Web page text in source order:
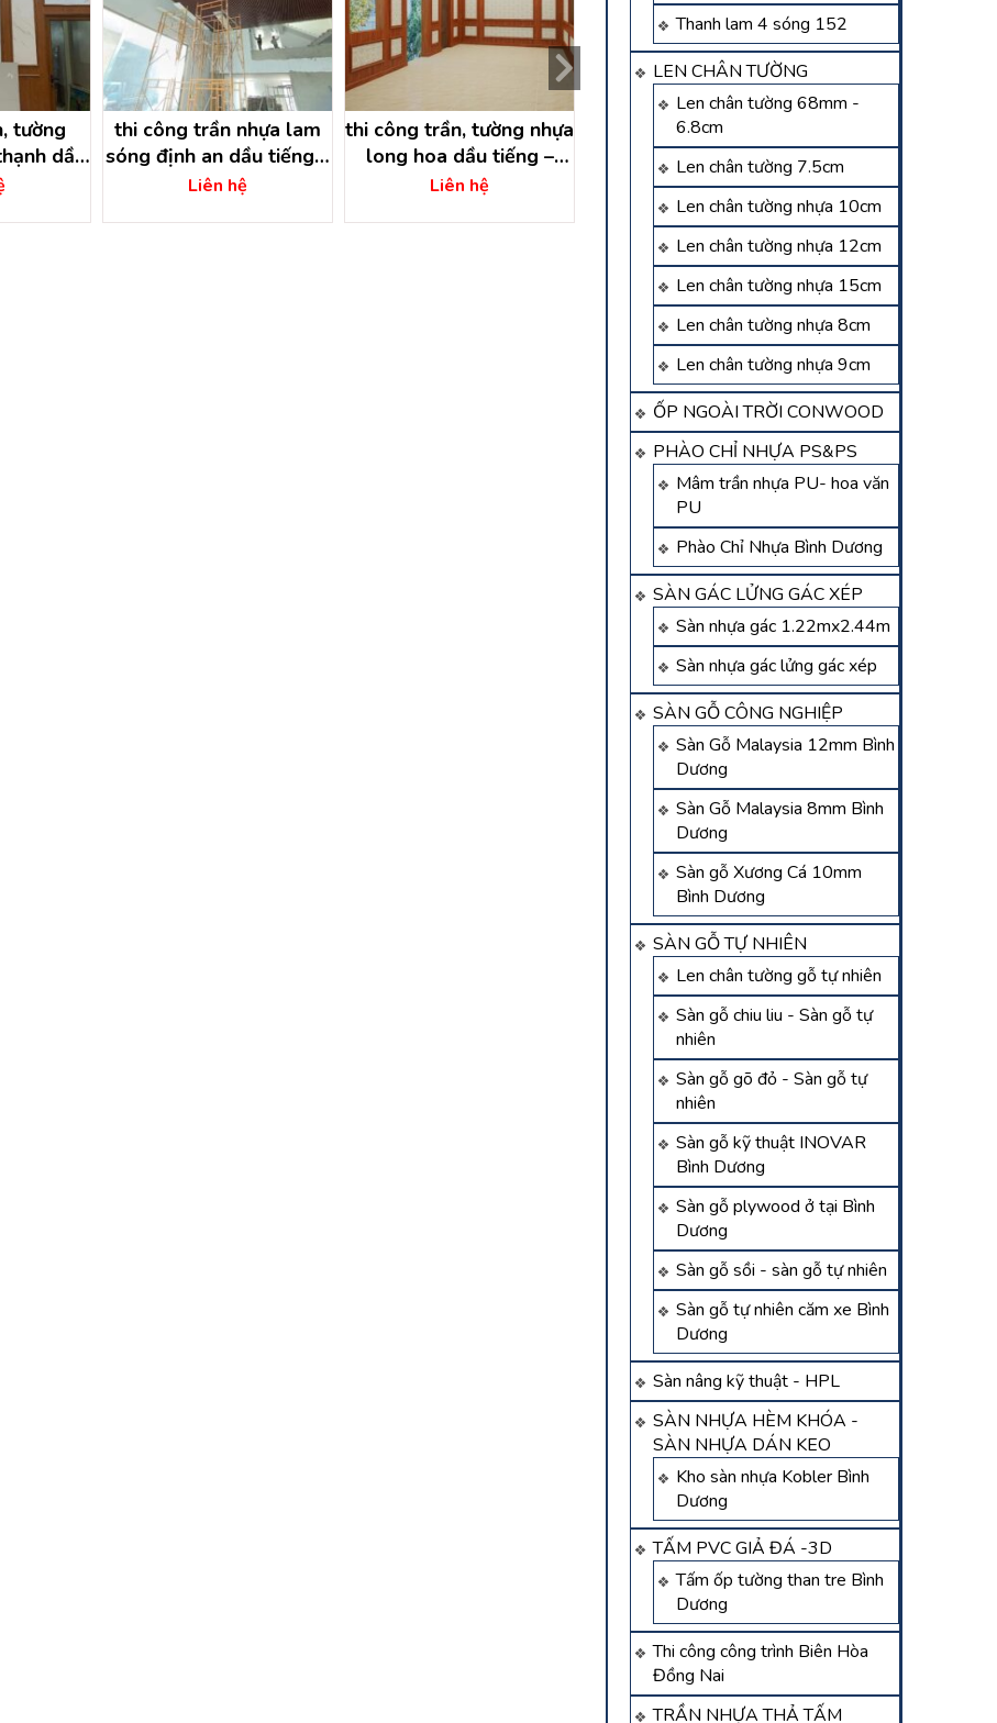
Thanh lam 4 sóng 152
LEN CHÂN TƯỜNG
Len chân tường 68mm -
6.8cm
Len chân tường 7.5cm
Len chân tường nhựa 10cm
Len chân tường nhựa 12cm
Len chân tường nhựa 15cm
Len chân tường nhựa 8cm
Len chân tường nhựa 9cm
ỐP NGOÀI TRỜI CONWOOD
PHÀO CHỈ NHỰA PS&PS
Mâm trần nhựa PU- hoa văn
PU
Phào Chỉ Nhựa Bình Dương
SÀN GÁC LỬNG GÁC XÉP
Sàn nhựa gác 1.22mx2.44m
Sàn nhựa gác lửng gác xép
SÀN GỖ CÔNG NGHIỆP
Sàn Gỗ Malaysia 12mm Bình
Dương
Sàn Gỗ Malaysia 8mm Bình
Dương
Sàn gỗ Xương Cá 10mm
Bình Dương
SÀN GỖ TỰ NHIÊN
Len chân tường gỗ tự nhiên
Sàn gỗ chiu liu - Sàn gỗ tự
nhiên
Sàn gỗ gõ đỏ - Sàn gỗ tự
nhiên
Sàn gỗ kỹ thuật INOVAR
Bình Dương
Sàn gỗ plywood ở tại Bình
Dương
Sàn gỗ sồi - sàn gỗ tự nhiên
Sàn gỗ tự nhiên căm xe Bình
Dương
Sàn nâng kỹ thuật - HPL
SÀN NHỰA HÈM KHÓA -
SÀN NHỰA DÁN KEO
Kho sàn nhựa Kobler Bình
Dương
TẤM PVC GIẢ ĐÁ -3D
Tấm ốp tường than tre Bình
Dương
Thi công công trình Biên Hòa
Đồng Nai
TRẦN NHỰA THẢ TẤM
tường
dầu
thi công trần nhựa lam
sóng định an dầu tiếng –
bình dương
Liên hệ
thi công trần, tường nhựa
long hoa dầu tiếng –
bình dương
Liên hệ
công trình thi công lam
sóng ốp tường, ốp trần
tại định hiệp dầu tiếng
bình dương
Liên hệ
sóng ốp tường,
tại long hòa